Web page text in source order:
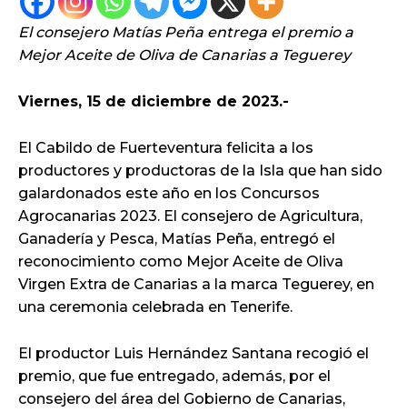
El consejero Matías Peña entrega el premio a
Mejor Aceite de Oliva de Canarias a Teguerey
Viernes, 15 de diciembre de 2023.-
El Cabildo de Fuerteventura felicita a los
productores y productoras de la Isla que han sido
galardonados este año en los Concursos
Agrocanarias 2023. El consejero de Agricultura,
Ganadería y Pesca, Matías Peña, entregó el
reconocimiento como Mejor Aceite de Oliva
Virgen Extra de Canarias a la marca Teguerey, en
una ceremonia celebrada en Tenerife.
El productor Luis Hernández Santana recogió el
premio, que fue entregado, además, por el
consejero del área del Gobierno de Canarias,